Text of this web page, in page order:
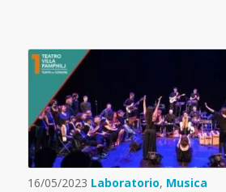
16/05/2023 Laboratorio, Musica